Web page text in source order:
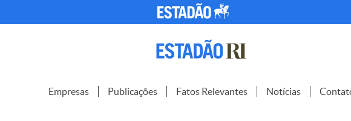
Empresas Publicações Fatos Relevantes Notícias